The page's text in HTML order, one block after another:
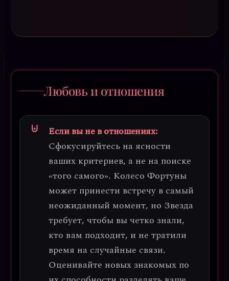
Любовь и отношения
Если вы не в отношениях:
Сфокусируйтесь на ясности
ваших критериев, а не на поиске
«того самого». Колесо Фортуны
может принести встречу в самый
неожиданный момент, но Звезда
требует, чтобы вы четко знали,
кто вам подходит, и не тратили
время на случайные связи.
Оценивайте новых знакомых по